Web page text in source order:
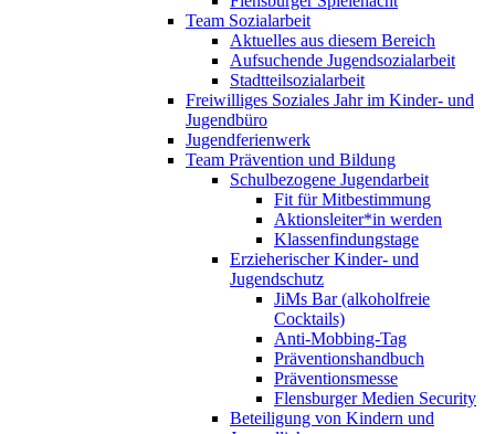
Team Sozialarbeit
Aktuelles aus diesem Bereich
Aufsuchende Jugendsozialarbeit
Stadtteilsozialarbeit
Freiwilliges Soziales Jahr im Kinder- und
Jugendbüro
Jugendferienwerk
Team Prävention und Bildung
Schulbezogene Jugendarbeit
Fit für Mitbestimmung
Aktionsleiter*in werden
Klassenfindungstage
Erzieherischer Kinder- und
Jugendschutz
JiMs Bar (alkoholfreie
Cocktails)
Anti-Mobbing-Tag
Präventionshandbuch
Präventionsmesse
Flensburger Medien Security
Beteiligung von Kindern und